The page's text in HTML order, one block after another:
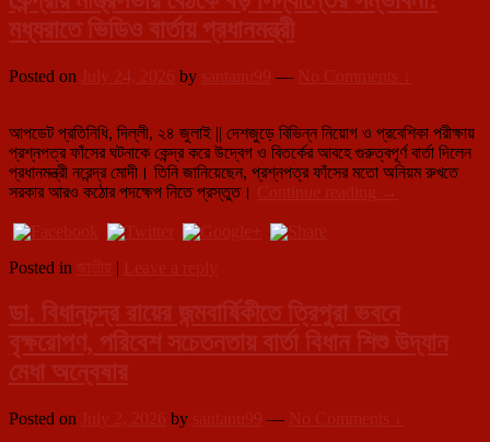
কামনা
মধ্যরাতে ভিডিও বার্তায় প্রধানমন্ত্রী
Posted on July 24, 2026 by santanu99 — No Comments ↓
আপডেট প্রতিনিধি, দিল্লী, ২৪ জুলাই || দেশজুড়ে বিভিন্ন নিয়োগ ও প্রবেশিকা পরীক্ষায়
প্রশ্নপত্র ফাঁসের ঘটনাকে কেন্দ্র করে উদ্বেগ ও বিতর্কের আবহে গুরুত্বপূর্ণ বার্তা দিলেন
প্রধানমন্ত্রী নরেন্দ্র মোদী। তিনি জানিয়েছেন, প্রশ্নপত্র ফাঁসের মতো অনিয়ম রুখতে
সরকার আরও কঠোর পদক্ষেপ নিতে প্রস্তুত। Continue reading প্রশ্নপত্র
ইঙ্গিত,
আজ
কেন্দ্রীয়
সিদ্ধান্তের
→
Posted in জাতীয় | Leave a reply
ডা. বিধানচন্দ্র রায়ের জন্মবার্ষিকীতে ত্রিপুরা ভবনে
বৃক্ষরোপণ, পরিবেশ সচেতনতায় বার্তা বিধান শিশু উদ্যান
মেধা অন্বেষার
Posted on July 2, 2026 by santanu99 — No Comments ↓